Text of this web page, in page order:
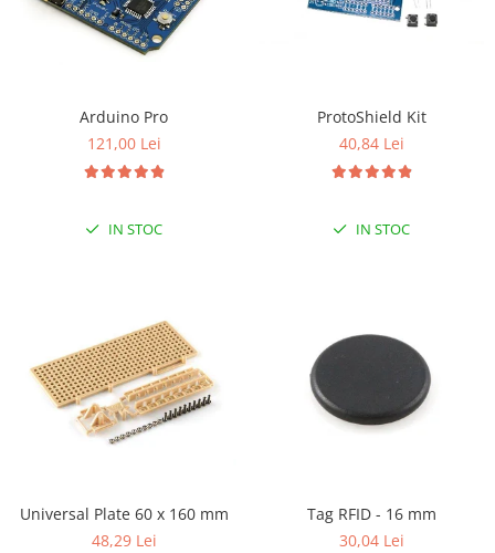
Arduino Pro
121,00 Lei
IN STOC
ProtoShield Kit
40,84 Lei
IN STOC
Universal Plate 60 x 160 mm
48,29 Lei
Tag RFID - 16 mm
30,04 Lei